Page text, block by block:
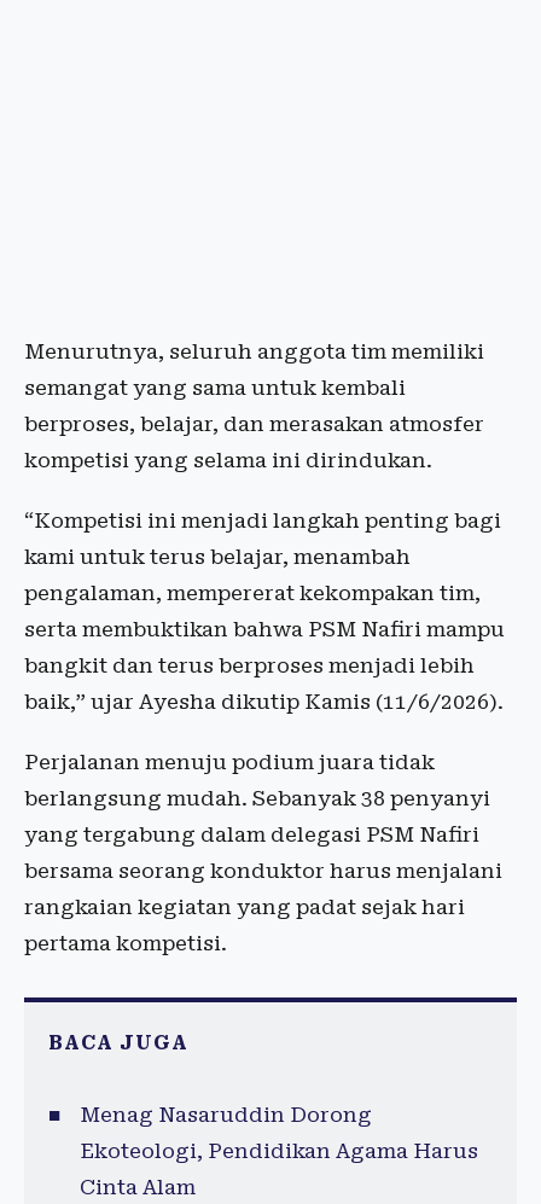
Menurutnya, seluruh anggota tim memiliki
semangat yang sama untuk kembali
berproses, belajar, dan merasakan atmosfer
kompetisi yang selama ini dirindukan.
“Kompetisi ini menjadi langkah penting bagi
kami untuk terus belajar, menambah
pengalaman, mempererat kekompakan tim,
serta membuktikan bahwa PSM Nafiri mampu
bangkit dan terus berproses menjadi lebih
baik,” ujar Ayesha dikutip Kamis (11/6/2026).
Perjalanan menuju podium juara tidak
berlangsung mudah. Sebanyak 38 penyanyi
yang tergabung dalam delegasi PSM Nafiri
bersama seorang konduktor harus menjalani
rangkaian kegiatan yang padat sejak hari
pertama kompetisi.
BACA JUGA
Menag Nasaruddin Dorong
Ekoteologi, Pendidikan Agama Harus
Cinta Alam